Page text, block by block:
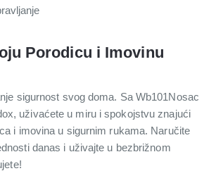
Porodicu i Imovinu
sigurnost svog doma. Sa Wb101Nosac
uživaćete u miru i spokojstvu znajući
i imovina u sigurnim rukama. Naručite
danas i uživajte u bezbrižnom